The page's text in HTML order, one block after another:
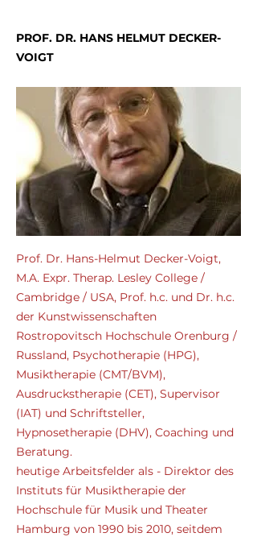
PROF. DR. HANS HELMUT DECKER-
VOIGT
Prof. Dr. Hans-Helmut Decker-Voigt,
M.A. Expr. Therap. Lesley College /
Cambridge / USA, Prof. h.c. und Dr. h.c.
der Kunstwissenschaften
Rostropovitsch Hochschule Orenburg /
Russland, Psychotherapie (HPG),
Musiktherapie (CMT/BVM),
Ausdruckstherapie (CET), Supervisor
(IAT) und Schriftsteller,
Hypnosetherapie (DHV), Coaching und
Beratung.
heutige Arbeitsfelder als - Direktor des
Instituts für Musiktherapie der
Hochschule für Musik und Theater
Hamburg von 1990 bis 2010, seitdem